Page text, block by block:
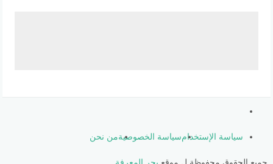
سياسة الإستخدامسياسة الخصوصيةمن نحن
جميع الحقوق محفوظة ل موقع بحر المعرفة